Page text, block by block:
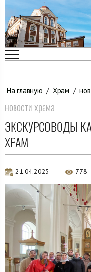
На главную / Храм /
новости храма
ЭКСКУРСОВОДЫ
ХРАМ
21.04.2023 778